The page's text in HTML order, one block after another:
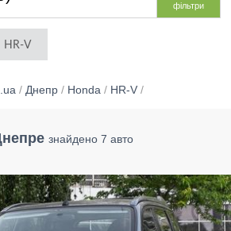
фільтри
HR-V
/ Днепр / Honda / HR-V /
знайдено 7 авто